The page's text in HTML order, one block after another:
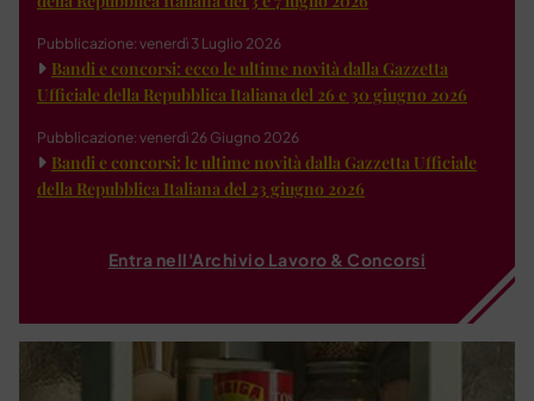
Pubblicazione: venerdì 3 Luglio 2026
Bandi e concorsi: ecco le ultime novità dalla Gazzetta
Ufficiale della Repubblica Italiana del 26 e 30 giugno 2026
Pubblicazione: venerdì 26 Giugno 2026
Bandi e concorsi: le ultime novità dalla Gazzetta Ufficiale
della Repubblica Italiana del 23 giugno 2026
Entra nell'Archivio Lavoro & Concorsi